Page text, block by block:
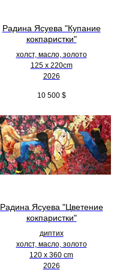
Радина Ясуева "Купание
кокпаристки"
холст, масло, золото
125 х 220cm
2026
10 500 $
Радина Ясуева "Цветение
кокпаристки"
диптих
холст, масло, золото
120 х 360 cm
2026